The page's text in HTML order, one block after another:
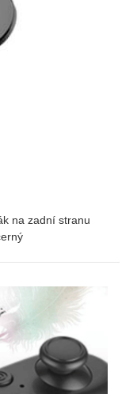
na zadní stranu